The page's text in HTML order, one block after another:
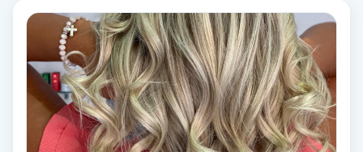
Friskvårdsmassage
Frisör
Funktionsanalys